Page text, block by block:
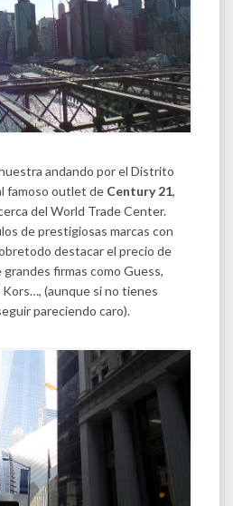
andando por el Distrito
famoso outlet de Century 21,
del World Trade Center.
de prestigiosas marcas con
destacar el precio de
firmas como Guess,
(aunque si no tienes
pareciendo caro).